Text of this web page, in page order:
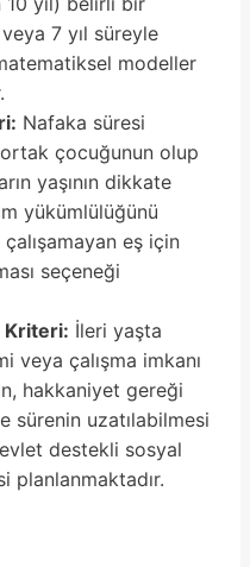
7 yıl süreyle
modeller
Nafaka süresi
çocuğunun olup
yaşının dikkate
yükümlülüğünü
eş için
seçeneği
Kriteri: İleri yaşta
veya çalışma imkanı
hakkaniyet gereği
sürenin uzatılabilmesi
destekli sosyal
planlanmaktadır.